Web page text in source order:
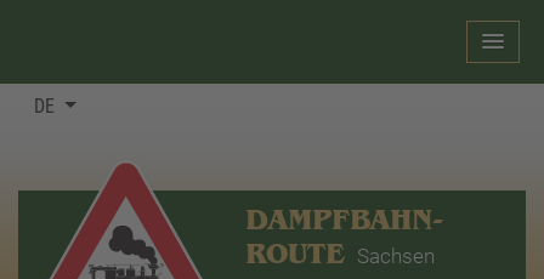
DE
DAMPFBAHN-
ROUTE Sachsen